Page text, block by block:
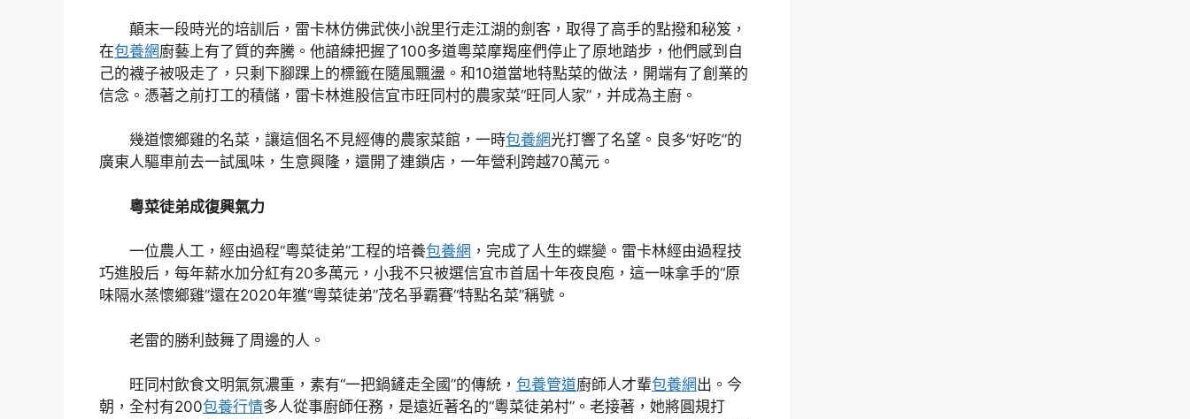
顛末一段時光的培訓后，雷卡林仿佛武俠小說里行走江湖的劍客，取得了高手的點撥和秘笈，
在包養網廚藝上有了質的奔騰。他諳練把握了100多道粵菜摩羯座們停止了原地踏步，他們感到自
己的襪子被吸走了，只剩下腳踝上的標籤在隨風飄盪。和10道當地特點菜的做法，開端有了創業的
信念。憑著之前打工的積儲，雷卡林進股信宜市旺同村的農家菜“旺同人家”，并成為主廚。
幾道懷鄉雞的名菜，讓這個名不見經傳的農家菜館，一時包養網光打響了名望。良多“好吃”的
廣東人驅車前去一試風味，生意興隆，還開了連鎖店，一年營利跨越70萬元。
粵菜徒弟成復興氣力
一位農人工，經由過程“粵菜徒弟”工程的培養包養網 ，完成了人生的蝶變。雷卡林經由過程技
巧進股后，每年薪水加分紅有20多萬元，小我不只被選信宜市首屆十年夜良庖，這一味拿手的“原
味隔水蒸懷鄉雞”還在2020年獲“粵菜徒弟”茂名爭霸賽“特點名菜”稱號。
老雷的勝利鼓舞了周邊的人。
旺同村飲食文明氣氛濃重，素有“一把鍋鏟走全國”的傳統， 包養管道廚師人才輩包養網出。今
朝，全村有200包養行情多人從事廚師任務，是遠近著名的“粵菜徒弟村”。老接著，她將圓規打